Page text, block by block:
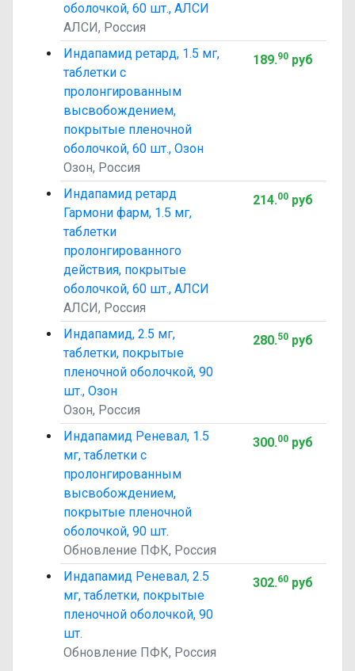
оболочкой, 60 шт., АЛСИ
АЛСИ, Россия
Индапамид ретард, 1.5 мг,
таблетки с
пролонгированным
высвобождением,
покрытые пленочной
оболочкой, 60 шт., Озон
Озон, Россия
189.90руб
Индапамид ретард
Гармони фарм, 1.5 мг,
таблетки
пролонгированного
действия, покрытые
оболочкой, 60 шт., АЛСИ
АЛСИ, Россия
214.00руб
Индапамид, 2.5 мг,
таблетки, покрытые
пленочной оболочкой, 90
шт., Озон
Озон, Россия
280.50руб
Индапамид Реневал, 1.5
мг, таблетки с
пролонгированным
высвобождением,
покрытые пленочной
оболочкой, 90 шт.
Обновление ПФК, Россия
300.00руб
Индапамид Реневал, 2.5
мг, таблетки, покрытые
пленочной оболочкой, 90
шт.
Обновление ПФК, Россия
302.60руб